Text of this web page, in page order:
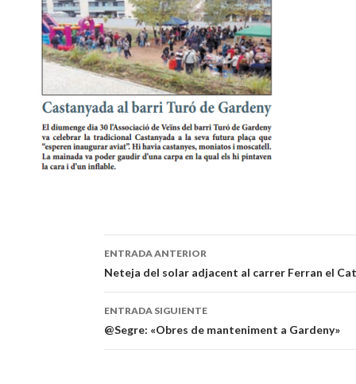
Navegación
de
entradas
ENTRADA ANTERIOR
Neteja del solar adjacent al carrer Ferran el
ENTRADA SIGUIENTE
@Segre: «Obres de manteniment a Gardeny»